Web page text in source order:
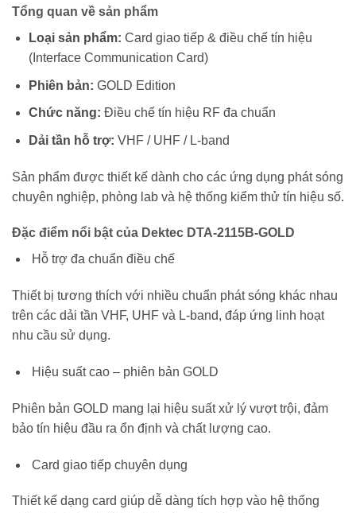
Tổng quan về sản phẩm
Loại sản phẩm: Card giao tiếp & điều chế tín hiệu
(Interface Communication Card)
Phiên bản: GOLD Edition
Chức năng: Điều chế tín hiệu RF đa chuẩn
Dải tần hỗ trợ: VHF / UHF / L-band
Sản phẩm được thiết kế dành cho các ứng dụng phát sóng
chuyên nghiệp, phòng lab và hệ thống kiểm thử tín hiệu số.
Đặc điểm nổi bật của Dektec DTA-2115B-GOLD
Hỗ trợ đa chuẩn điều chế
Thiết bị tương thích với nhiều chuẩn phát sóng khác nhau
trên các dải tần VHF, UHF và L-band, đáp ứng linh hoạt
nhu cầu sử dụng.
Hiệu suất cao – phiên bản GOLD
Phiên bản GOLD mang lại hiệu suất xử lý vượt trội, đảm
bảo tín hiệu đầu ra ổn định và chất lượng cao.
Card giao tiếp chuyên dụng
Thiết kế dạng card giúp dễ dàng tích hợp vào hệ thống